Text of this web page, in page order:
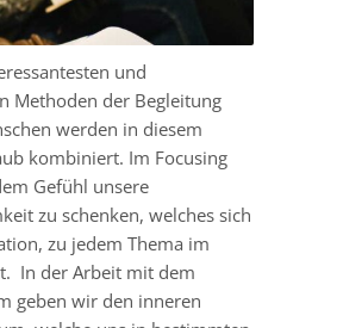
und
Methoden der Begleitung
werden in diesem
kombiniert. Im Focusing
Gefühl unsere
zu schenken, welches sich
zu jedem Thema im
In der Arbeit mit dem
geben wir den inneren